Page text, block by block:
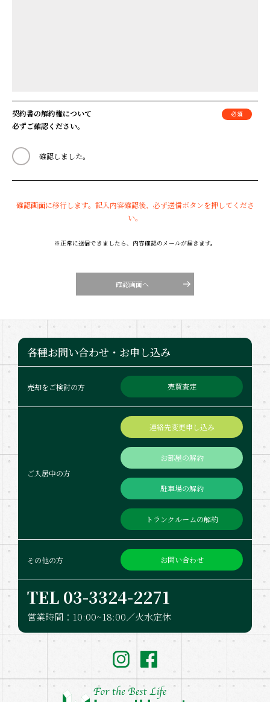
契約書の解約権について
必ずご確認ください。
確認しました。
確認画面に移行します。記入内容確認後、必ず送信ボタンを押してくださ
い。
※正常に送信できましたら、内容確認のメールが届きます。
確認画面へ
各種お問い合わせ・お申し込み
売却をご検討の方 売買査定
ご入居中の方
連絡先変更申し込み
お部屋の解約
駐車場の解約
トランクルームの解約
その他の方 お問い合わせ
TEL 03-332​4-2271
営業時間：10:00~18:00／火水定休